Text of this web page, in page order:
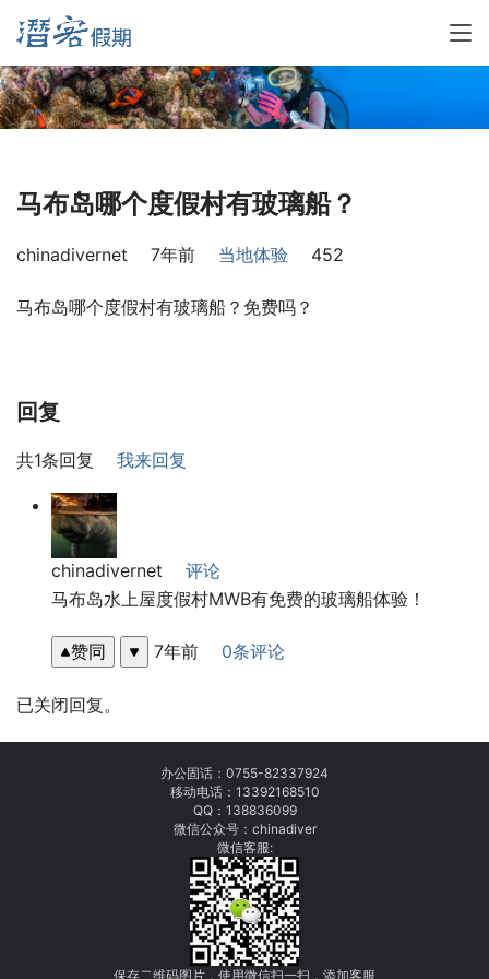
马布岛哪个度假村有玻璃船？
chinadivernet 7年前 当地体验 452
马布岛哪个度假村有玻璃船？免费吗？
回复
共1条回复 我来回复
chinadivernet
评论
马布岛水上屋度假村MWB有免费的玻璃船体验！
赞同 7年前 0条评论
已关闭回复。
办公固话： 0755-82337924
移动电话： 13392168510
QQ：138836099
微信公众号：chinadiver
微信客服:
保存二维码图片，使用微信扫一扫，添加客服